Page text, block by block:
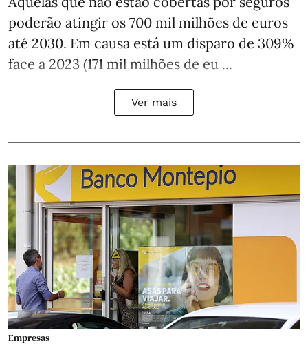
poderão atingir os 700 mil milhões de euros
até 2030. Em causa está um disparo de 309%
face a 2023 (171 mil milhões de eu ...
Ver mais
Empresas